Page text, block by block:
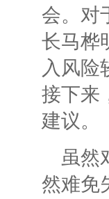
会。对
长马桦
入风险
接下来
建议。
虽然
然难免